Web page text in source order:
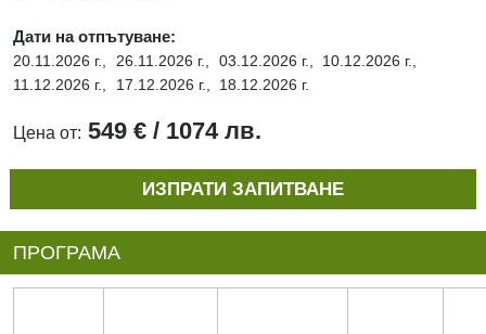
Дати на отпътуване:
20.11.2026 г., 26.11.2026 г., 03.12.2026 г.,
10.12.2026 г.,
11.12.2026 г.,
17.12.2026 г., 18.12.2026 г.
Цена от: 549 € / 1074 лв.
ИЗПРАТИ ЗАПИТВАНЕ
ПРОГРАМА